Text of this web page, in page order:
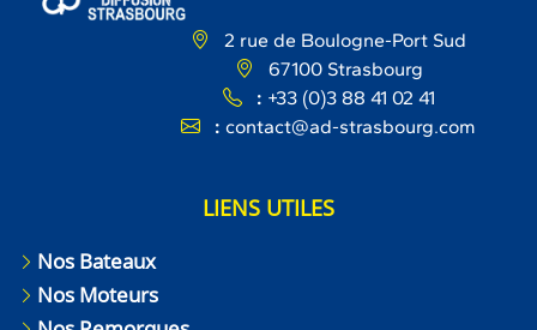
2 rue de Boulogne-Port Sud
67100 Strasbourg
: +33 (0)3 88 41 02 41
: contact@ad-strasbourg.com
LIENS UTILES
Nos Bateaux
Nos Moteurs